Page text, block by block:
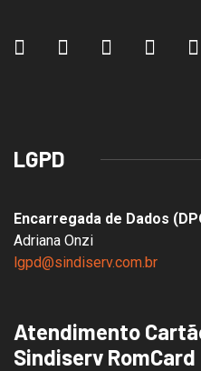
LGPD
Encarregada de Dados
Adriana Onzi
lgpd@sindiserv.com.br
Atendimento
Sindiserv RomCard